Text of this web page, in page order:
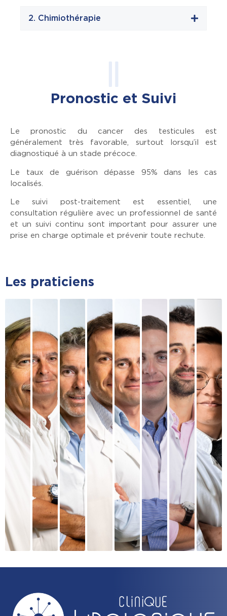
2. Chimiothérapie
Pronostic et Suivi
Le pronostic du cancer des testicules est
généralement très favorable, surtout lorsqu’il est
diagnostiqué à un stade précoce.
Le taux de guérison dépasse 95% dans les cas
localisés.
Le suivi post-traitement est essentiel, une
consultation régulière avec un professionnel de santé
et un suivi continu sont important pour assurer une
prise en charge optimale et prévenir toute rechute.
Les praticiens